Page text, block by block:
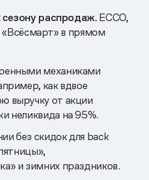
распродаж. ECCO,
в прямом
механиками
как вдвое
выручку от акции
неликвида на 95%.
без скидок для back
и зимних праздников.